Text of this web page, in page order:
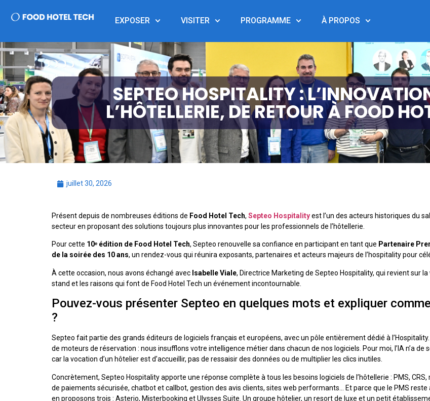
EXPOSER VISITER PROGRAMME À PROPOS
SEPTEO HOSPITALITY :
L’HÔTELLERIE, DE RETOUR À FOOD
juillet 30, 2026
Présent depuis de nombreuses éditions de Food Hotel Tech, Septeo Hospitalityest l’un des acteurs historiques du
secteur en proposant des solutions toujours plus innovantes pour les professionnels de l’hôtellerie.
Pour cette 10ᵉ édition de Food Hotel Tech, Septeo renouvelle sa confiance en participant en tant que Partenaire
de la soirée des 10 ans, un rendez-vous qui réunira exposants, partenaires et acteurs majeurs de l’hospitality pour
À cette occasion, nous avons échangé avec Isabelle Viale, Directrice Marketing de Septeo Hospitality, qui revient sur
stand et les raisons qui font de Food Hotel Tech un événement incontournable.
Pouvez-vous présenter Septeo en quelques mots et expliquer
?
Septeo fait partie des grands éditeurs de logiciels français et européens, avec un pôle entièrement dédié à
de moteurs de réservation : nous insufflons votre intelligence métier dans chacun de nos logiciels. Pour moi, l’IA n’a
car la vocation d’un hôtelier est d’accueillir, pas de ressaisir des données ou de multiplier les clics inutiles.
Concrètement, Septeo Hospitality apporte une réponse complète à tous les besoins logiciels de l’hôtellerie : PMS,
de paiements sécurisée, chatbot et callbot, gestion des avis clients, sites web performants… Et parce que le PMS
en proposons trois : Asterio, Misterbooking et Ulysses Suite. Un groupe hôtelier, un resort de luxe et un petit